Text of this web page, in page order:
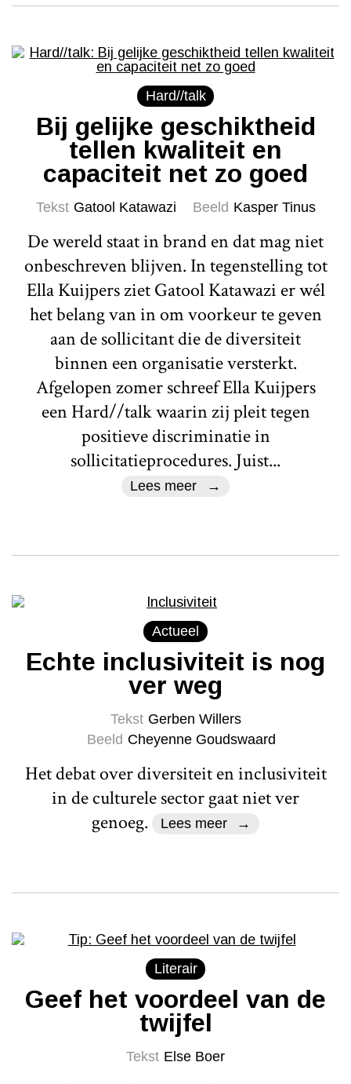
Hard//talk
Bij gelijke geschiktheid
tellen kwaliteit en
capaciteit net zo goed
Tekst Gatool Katawazi Beeld Kasper Tinus
De wereld staat in brand en dat mag niet
onbeschreven blijven. In tegenstelling tot
Ella Kuijpers ziet Gatool Katawazi er wél
het belang van in om voorkeur te geven
aan de sollicitant die de diversiteit
binnen een organisatie versterkt.
Afgelopen zomer schreef Ella Kuijpers
een Hard//talk waarin zij pleit tegen
positieve discriminatie in
sollicitatieprocedures. Juist...
Lees meer
Actueel
Echte inclusiviteit is nog
ver weg
Tekst Gerben Willers
Beeld Cheyenne Goudswaard
Het debat over diversiteit en inclusiviteit
in de culturele sector gaat niet ver
genoeg.
Lees meer
Literair
Geef het voordeel van de
twijfel
Tekst Else Boer